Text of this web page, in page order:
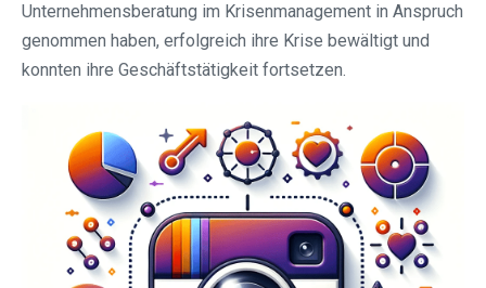
Unternehmensberatung im Krisenmanagement in Anspruch
genommen haben, erfolgreich ihre Krise bewältigt und
konnten ihre Geschäftstätigkeit fortsetzen.